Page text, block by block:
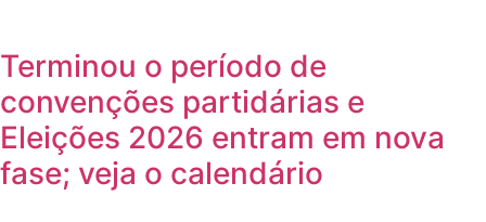
Terminou o período de
convenções partidárias e
Eleições 2026 entram em nova
fase; veja o calendário